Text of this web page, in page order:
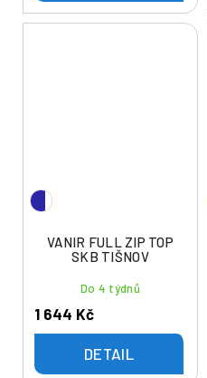
VANIR FULL ZIP TOP
SKB TIŠNOV
Do 4 týdnů
1 644 Kč
DETAIL